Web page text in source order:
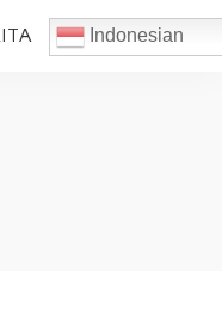
Indonesian